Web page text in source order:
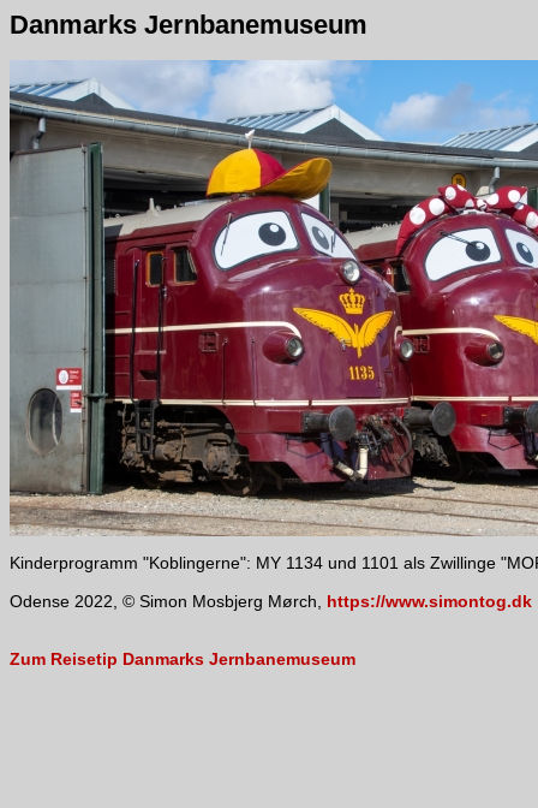
Danmarks Jernbanemuseum
Kinderprogramm "Koblingerne": MY 1134 und 1101 als Zwillinge
Odense 2022, © Simon Mosbjerg Mørch, https://www.simontog.dk
Zum Reisetip Danmarks Jernbanemuseum